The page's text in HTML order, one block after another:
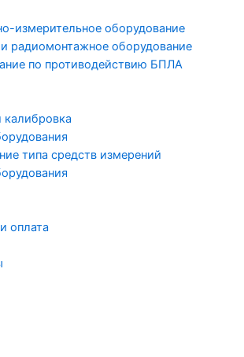
измерительное оборудование
радиомонтажное оборудование
по противодействию БПЛА
калибровка
типа средств измерений
оплата